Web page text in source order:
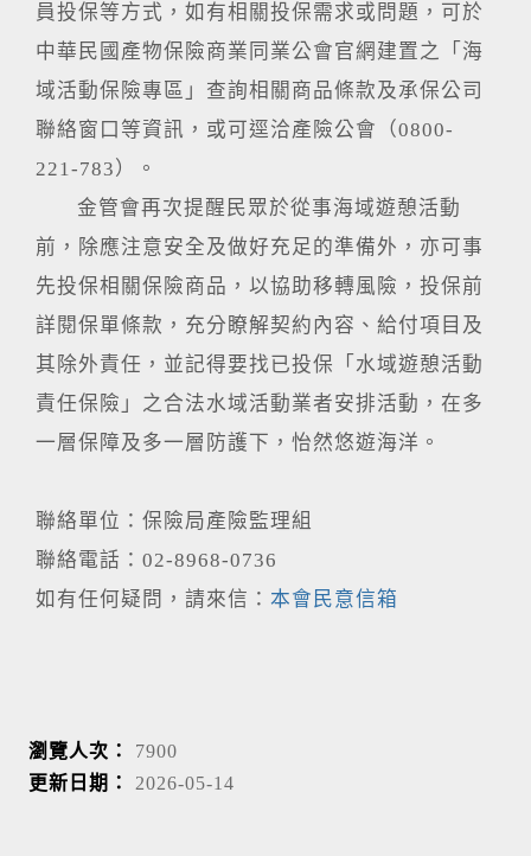
員投保等方式，如有相關投保需求或問題，可於
中華民國產物保險商業同業公會官網建置之「海
域活動保險專區」查詢相關商品條款及承保公司
聯絡窗口等資訊，或可逕洽產險公會（0800-
221-783）。
金管會再次提醒民眾於從事海域遊憩活動
前，除應注意安全及做好充足的準備外，亦可事
先投保相關保險商品，以協助移轉風險，投保前
詳閱保單條款，充分瞭解契約內容、給付項目及
其除外責任，並記得要找已投保「水域遊憩活動
責任保險」之合法水域活動業者安排活動，在多
一層保障及多一層防護下，怡然悠遊海洋。
聯絡單位：保險局產險監理組
聯絡電話：02-8968-0736
如有任何疑問，請來信： 本會民意信箱
瀏覽人次： 7900
更新日期： 2026-05-14